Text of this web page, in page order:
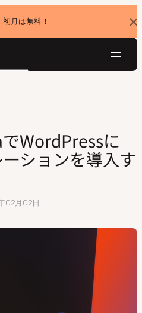
月は無料！
バ
ナ
ョ
ン
マイグレーションを導入する
WordPressに
ションを導入す
02月02日